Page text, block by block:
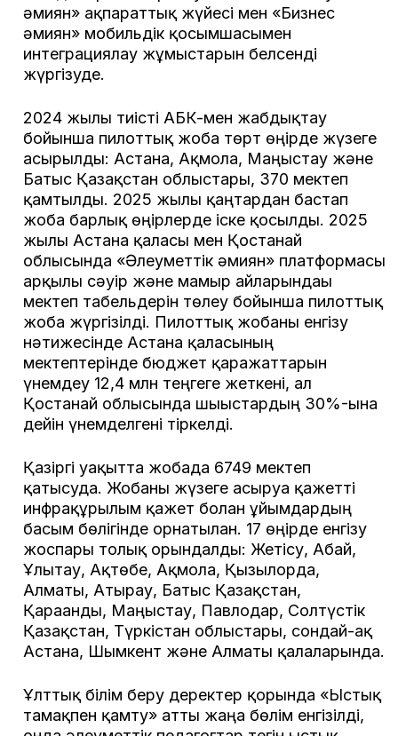
әмиян» ақпараттық жүйесі мен «Бизнес
әмиян» мобильдік қосымшасымен
интеграциялау жұмыстарын белсенді
жүргізуде.
2024 жылы тиісті АБК-мен жабдықтау
бойынша пилоттық жоба төрт өңірде жүзеге
асырылды: Астана, Ақмола, Маңғыстау және
Батыс Қазақстан облыстары, 370 мектеп
қамтылды. 2025 жылғы қаңтардан бастап
жоба барлық өңірлерде іске қосылды. 2025
жылы Астана қаласы мен Қостанай
облысында «Әлеуметтік әмиян» платформасы
арқылы сәуір және мамыр айларындағы
мектеп табельдерін төлеу бойынша пилоттық
жоба жүргізілді. Пилоттық жобаны енгізу
нәтижесінде Астана қаласының
мектептерінде бюджет қаражаттарын
үнемдеу 12,4 млн теңгеге жеткені, ал
Қостанай облысында шығыстардың 30%-ына
дейін үнемделгені тіркелді.
Қазіргі уақытта жобада 6749 мектеп
қатысуда. Жобаны жүзеге асыруға қажетті
инфрақұрылым қажет болған ұйымдардың
басым бөлігінде орнатылған. 17 өңірде енгізу
жоспары толық орындалды: Жетісу, Абай,
Ұлытау, Ақтөбе, Ақмола, Қызылорда,
Алматы, Атырау, Батыс Қазақстан,
Қарағанды, Маңғыстау, Павлодар, Солтүстік
Қазақстан, Түркістан облыстары, сондай-ақ
Астана, Шымкент және Алматы қалаларында.
Ұлттық білім беру деректер қорында «Ыстық
тамақпен қамту» атты жаңа бөлім енгізілді,